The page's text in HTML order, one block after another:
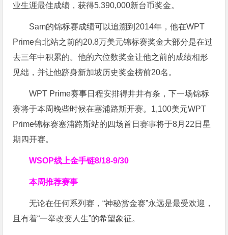
业生涯最佳成绩，获得5,390,000新台币奖金。
Sam的锦标赛成绩可以追溯到2014年，他在WPT
Prime台北站之前的20.8万美元锦标赛奖金大部分是在过
去三年中积累的。他的六位数奖金让他之前的成绩相形
见绌，并让他跻身新加坡历史奖金榜前20名。
WPT Prime赛事日程安排得井井有条，下一场锦标
赛将于本周晚些时候在塞浦路斯开赛。1,100美元WPT
Prime锦标赛塞浦路斯站的四场首日赛事将于8月22日星
期四开赛。
WSOP线上金手链8/18-9/30
本周推荐赛事
无论在任何系列赛，“神秘赏金赛”永远是最受欢迎，
且有着“一举改变人生”的希望象征。